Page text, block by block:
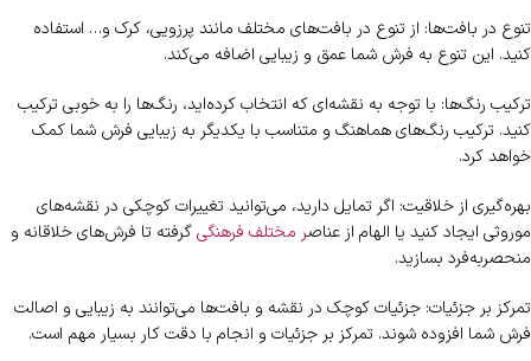
تنوع در بافت‌ها: از تنوع در بافت‌های مختلف مانند پرزویی، کرک و… استفاده
کنید. این تنوع به فرش شما عمق و زیبایی اضافه می‌کند.
ترکیب رنگ‌ها: با توجه به نقشه‌ای که انتخاب کرده‌اید، رنگ‌ها را به خوبی ترکیب
کنید. ترکیب رنگ‌های هماهنگ و متناسب با یکدیگر به زیبایی فرش شما کمک
خواهد کرد.
بهره‌گیری از خلاقیت: اگر تمایل دارید، می‌توانید تغییرات کوچکی در نقشه‌های
موروثی ایجاد کنید یا الهام از عناصر مختلف فرهنگیگرفته تا فرش‌های خلاقانه و
منحصربه‌فرد بسازید.
تمرکز بر جزئیات: جزئیات کوچک در نقشه و بافت‌ها می‌توانند به زیبایی و اصالت
فرش شما افزوده شوند. تمرکز بر جزئیات و انجام با دقت کار بسیار مهم است.